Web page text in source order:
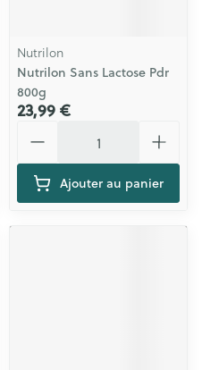
Nutrilon
Nutrilon Sans Lactose Pdr
800g
23,99 €
Ajouter au panier